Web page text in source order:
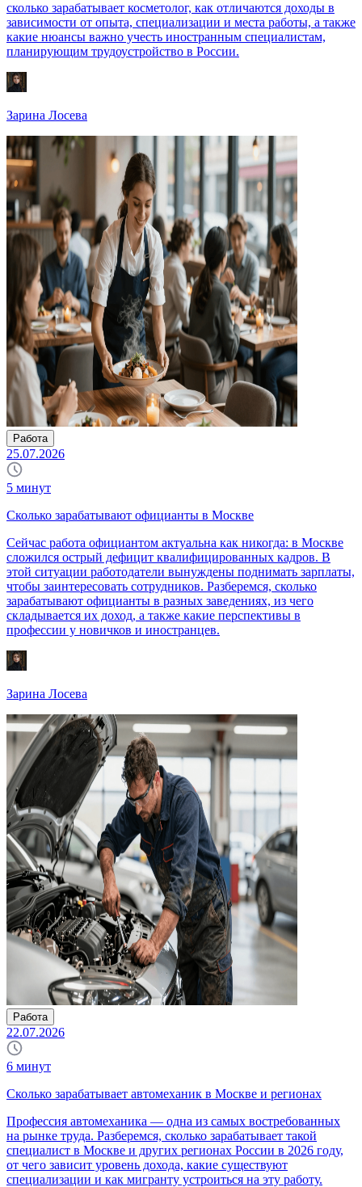
сколько зарабатывает косметолог, как отличаются доходы в
зависимости от опыта, специализации и места работы, а также
какие нюансы важно учесть иностранным специалистам,
планирующим трудоустройство в России.
Зарина Лосева
Работа
25.07.2026
5 минут
Сколько зарабатывают официанты в Москве
Сейчас работа официантом актуальна как никогда: в Москве
сложился острый дефицит квалифицированных кадров. В
этой ситуации работодатели вынуждены поднимать зарплаты,
чтобы заинтересовать сотрудников. Разберемся, сколько
зарабатывают официанты в разных заведениях, из чего
складывается их доход, а также какие перспективы в
профессии у новичков и иностранцев.
Зарина Лосева
Работа
22.07.2026
6 минут
Сколько зарабатывает автомеханик в Москве и регионах
Профессия автомеханика — одна из самых востребованных
на рынке труда. Разберемся, сколько зарабатывает такой
специалист в Москве и других регионах России в 2026 году,
от чего зависит уровень дохода, какие существуют
специализации и как мигранту устроиться на эту работу.